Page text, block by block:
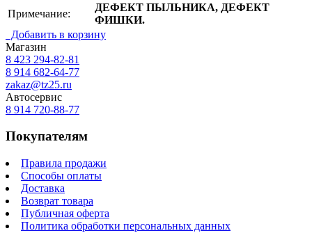
Примечание:
ДЕФЕКТ ПЫЛЬНИКА, ДЕФЕКТ
ФИШКИ.
Добавить в корзину
Магазин
8 423 294-82-81
8 914 682-64-77
zakaz@tz25.ru
Автосервис
8 914 720-88-77
Покупателям
Правила продажи
Способы оплаты
Доставка
Возврат товара
Публичная оферта
Политика обработки персональных данных